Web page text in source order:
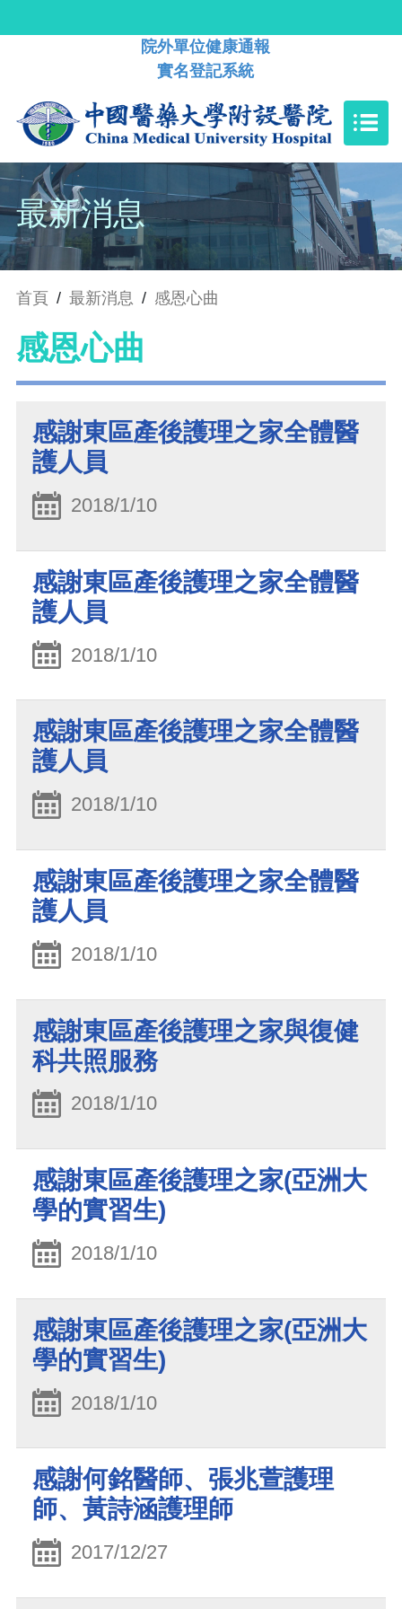
院外單位健康通報
實名登記系統
最新消息
首頁 / 最新消息 / 感恩心曲
感恩心曲
感謝東區產後護理之家全體醫
護人員
2018/1/10
感謝東區產後護理之家全體醫
護人員
2018/1/10
感謝東區產後護理之家全體醫
護人員
2018/1/10
感謝東區產後護理之家全體醫
護人員
2018/1/10
感謝東區產後護理之家與復健
科共照服務
2018/1/10
感謝東區產後護理之家(亞洲大
學的實習生)
2018/1/10
感謝東區產後護理之家(亞洲大
學的實習生)
2018/1/10
感謝何銘醫師、張兆萱護理
師、黃詩涵護理師
2017/12/27